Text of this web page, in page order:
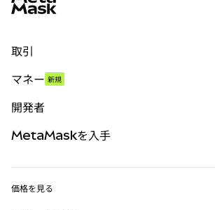
取引
パーペチュアル
RWA
マネー 新規
開発者
MetaMaskを入手
価格を見る